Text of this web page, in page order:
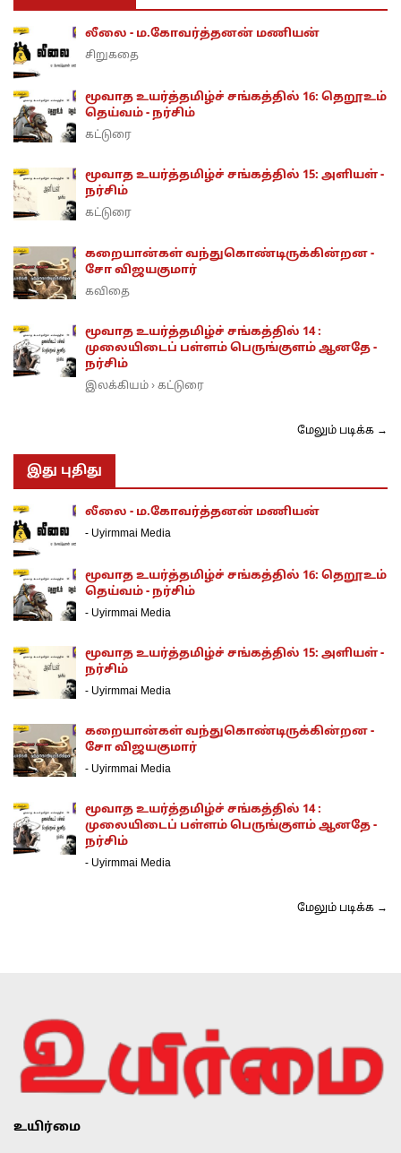
லீலை - ம.கோவர்த்தனன் மணியன்
சிறுகதை
மூவாத உயர்த்தமிழ்ச் சங்கத்தில் 16: தெறூஉம்
தெய்வம் - நர்சிம்
கட்டுரை
மூவாத உயர்த்தமிழ்ச் சங்கத்தில் 15: அளியள் -
நர்சிம்
கட்டுரை
கறையான்கள் வந்துகொண்டிருக்கின்றன -
சோ விஜயகுமார்
கவிதை
மூவாத உயர்த்தமிழ்ச் சங்கத்தில் 14 :
முலையிடைப் பள்ளம் பெருங்குளம் ஆனதே -
நர்சிம்
இலக்கியம் › கட்டுரை
மேலும் படிக்க →
இது புதிது
லீலை - ம.கோவர்த்தனன் மணியன்
- Uyirmmai Media
மூவாத உயர்த்தமிழ்ச் சங்கத்தில் 16: தெறூஉம்
தெய்வம் - நர்சிம்
- Uyirmmai Media
மூவாத உயர்த்தமிழ்ச் சங்கத்தில் 15: அளியள் -
நர்சிம்
- Uyirmmai Media
கறையான்கள் வந்துகொண்டிருக்கின்றன -
சோ விஜயகுமார்
- Uyirmmai Media
மூவாத உயர்த்தமிழ்ச் சங்கத்தில் 14 :
முலையிடைப் பள்ளம் பெருங்குளம் ஆனதே -
நர்சிம்
- Uyirmmai Media
மேலும் படிக்க →
உயிர்மை